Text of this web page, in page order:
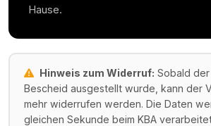
Hause.
Hinweis zum Widerruf: Sobald
Bescheid ausgestellt wurde, kann der
mehr widerrufen werden. Die Daten
gleichen Sekunde beim KBA